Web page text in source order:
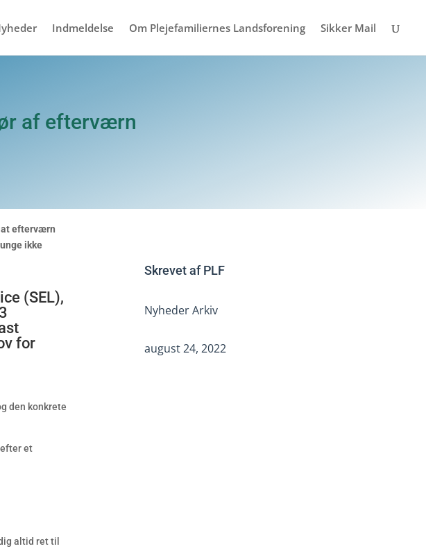
Indmeldelse Om Plejefamiliernes Landsforening Sikker Mail
af efterværn
at efterværn
ikke
(SEL),
for
den konkrete
et
altid ret til
Skrevet afPLF
Nyheder Arkiv
august 24, 2022